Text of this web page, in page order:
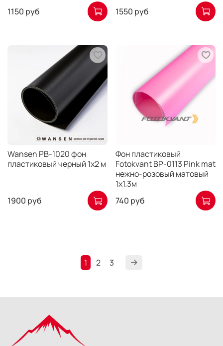
1150 руб
1550 руб
Wansen PB-1020 фон
пластиковый черный 1х2 м
1900 руб
Фон пластиковый
Fotokvant BP-0113 Pink mat
нежно-розовый матовый
1х1.3м
740 руб
1 2 3